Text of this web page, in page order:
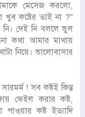
মেসেজ করলো,
কষ্টের তাই না ?”
নি। দেই নি বললে ভুল
কথা আমার মাথায়
নিয়ে। ভালোবাসার
! সব কষ্টই কিন্ত
ফেইল করার কষ্ট,
কষ্ট ইত্যাদি